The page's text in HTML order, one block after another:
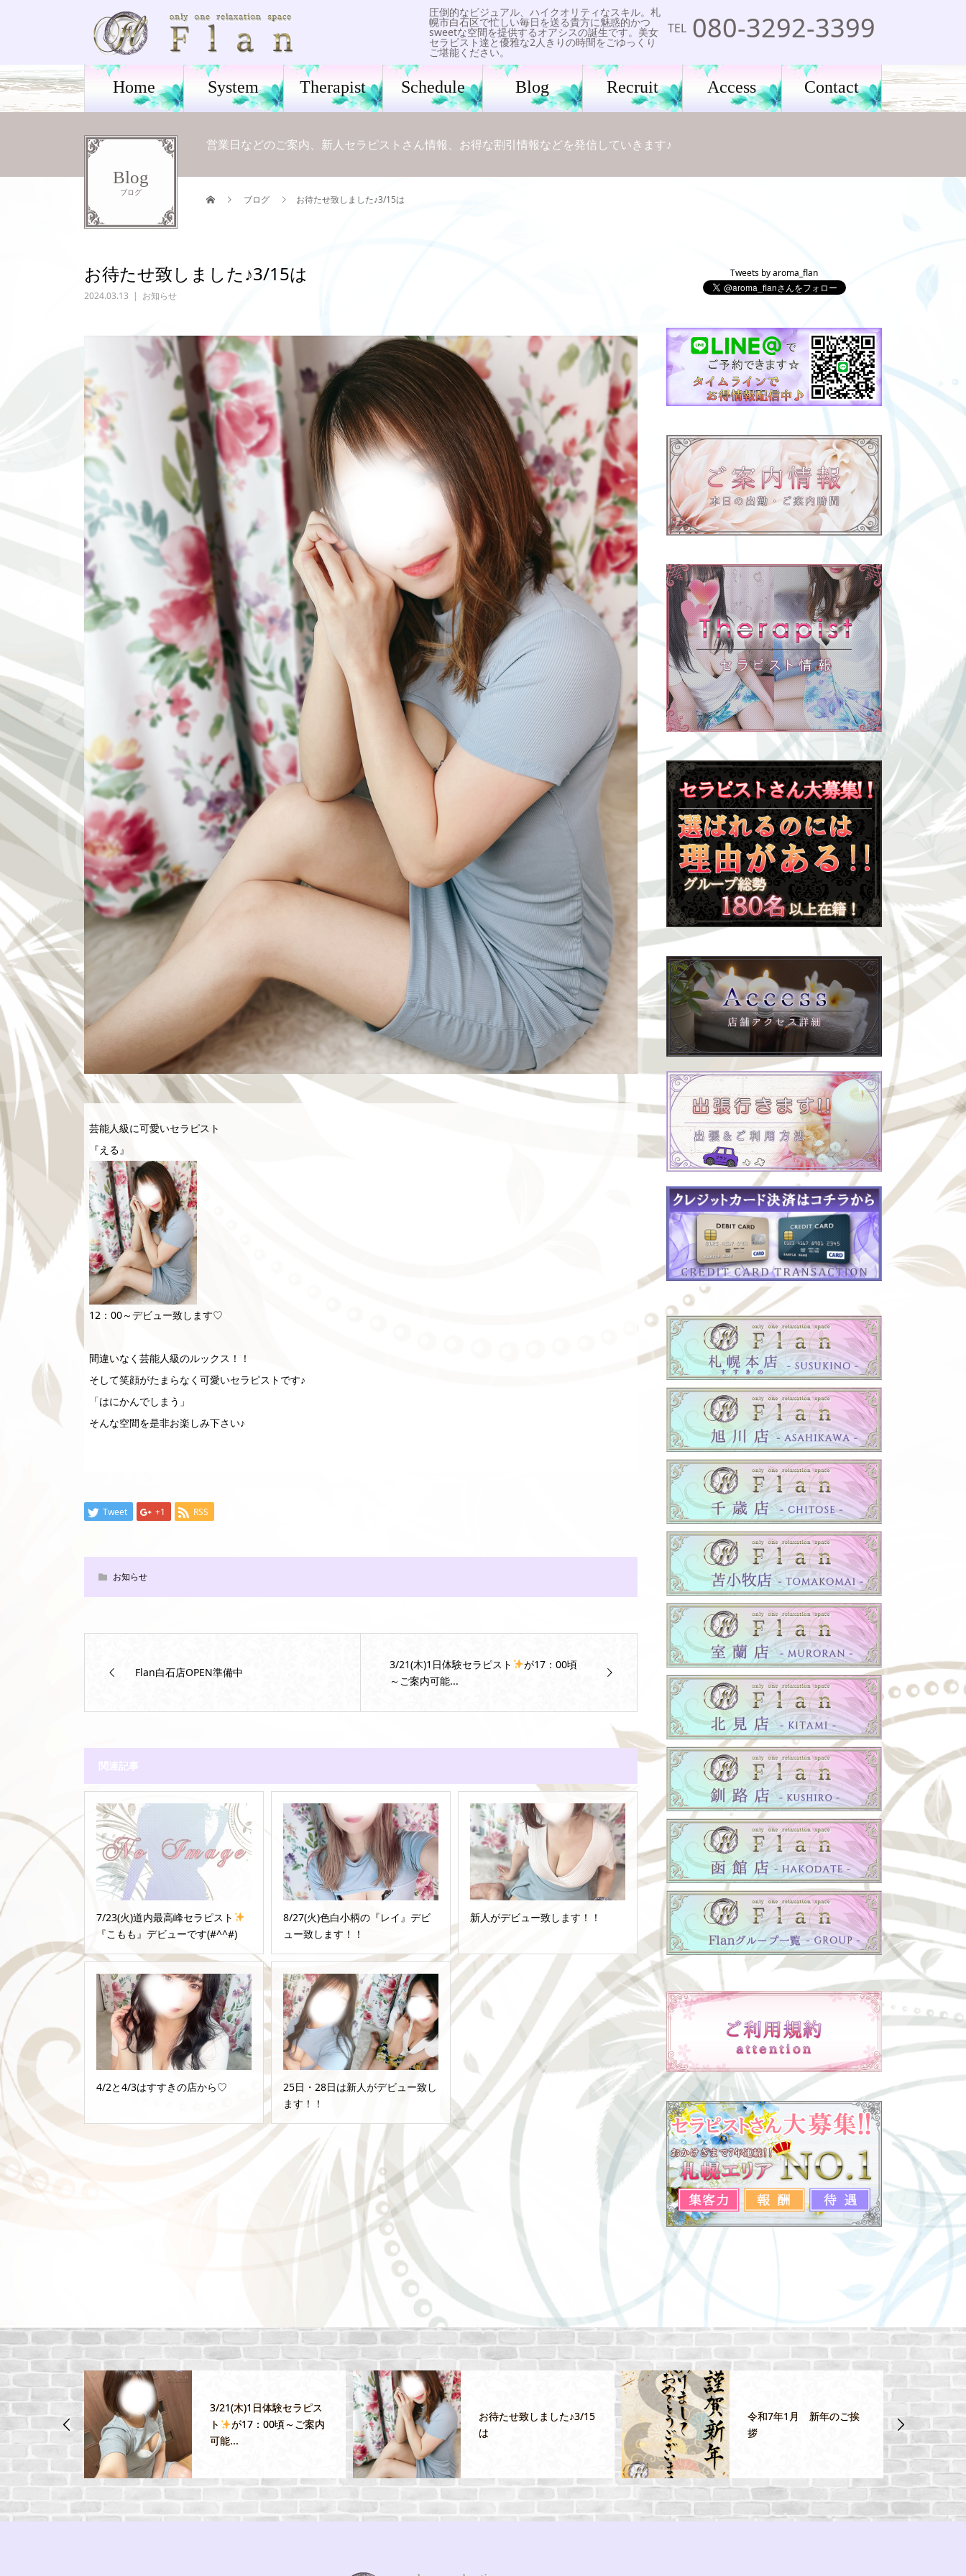
圧倒的なビジュアル、ハイクオリティなスキル。札
幌市白石区で忙しい毎日を送る貴方に魅惑的かつ
sweetな空間を提供するオアシスの誕生です。美女
セラピスト達と優雅な2人きりの時間をごゆっくり
ご堪能ください。
TEL 080-3292-3399
Home System Therapist Schedule Blog Recruit Access Contact
Blog
ブログ
営業日などのご案内、新人セラピストさん情報、お得な割引情報などを発信していきます♪
ブログ お待たせ致しました♪3/15は
お待たせ致しました♪3/15は
2024.03.13 お知らせ
芸能人級に可愛いセラピスト
『える』
12：00～デビュー致します♡
間違いなく芸能人級のルックス！！
そして笑顔がたまらなく可愛いセラピストです♪
「はにかんでしまう」
そんな空間を是非お楽しみ下さい♪
Tweet +1 RSS
お知らせ
Flan白石店OPEN準備中
3/21(木)1日体験セラピスト
が17：00頃
～ご案内可能...
関連記事
7/23(火)道内最高峰セラピスト
『こもも』デビューです(#^^#)
8/27(火)色白小柄の『レイ』デビ
ュー致します！！
新人がデビュー致します！！
4/2と4/3はすすきの店から♡
25日・28日は新人がデビュー致し
ます！！
Tweets by aroma_flan
3/21(木)1日体験セラピス
ト
が17：00頃～ご案内
可能...
お待たせ致しました♪3/15
は
令和7年1月 新年のご挨
拶